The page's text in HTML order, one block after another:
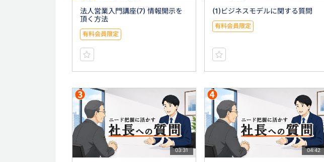
法人営業入門講座(7) 情報開示を
頂く方法
有料会員限定
(1)ビジネスモデルに関する質問
有料会員限定
03:31 04:42